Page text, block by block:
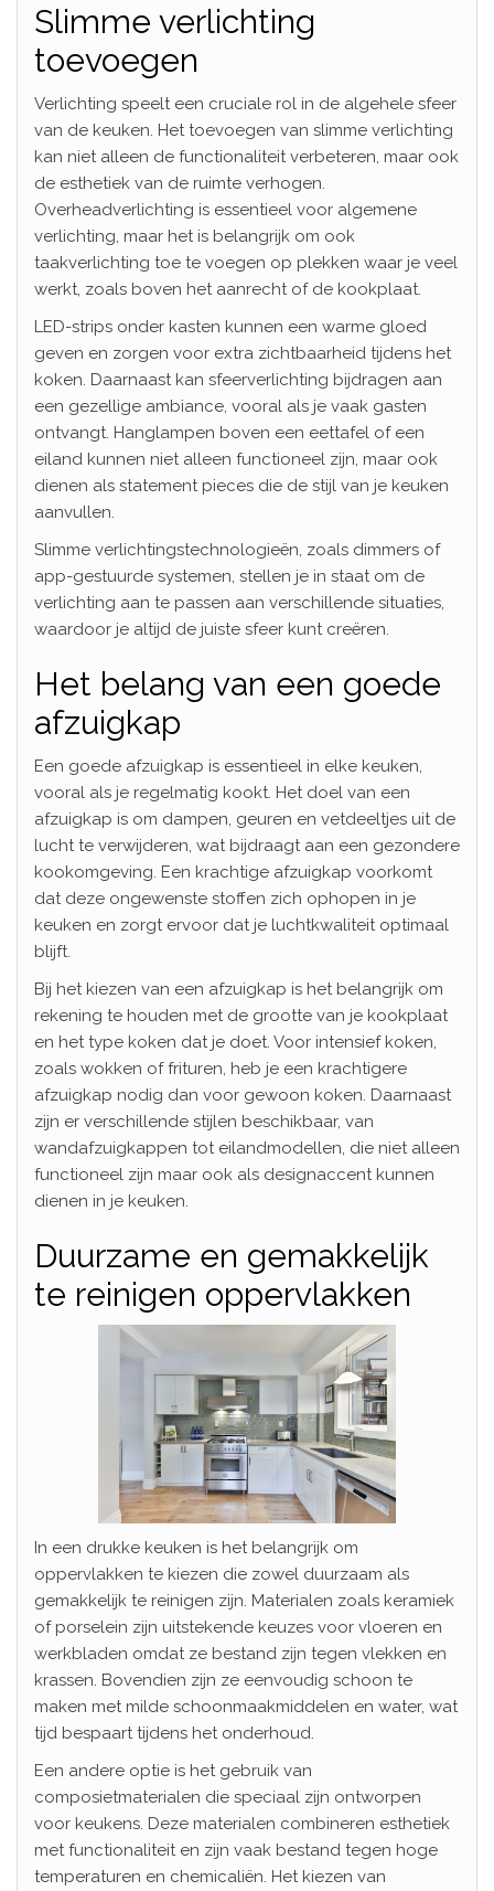
Slimme verlichting
toevoegen
Verlichting speelt een cruciale rol in de algehele sfeer
van de keuken. Het toevoegen van slimme verlichting
kan niet alleen de functionaliteit verbeteren, maar ook
de esthetiek van de ruimte verhogen.
Overheadverlichting is essentieel voor algemene
verlichting, maar het is belangrijk om ook
taakverlichting toe te voegen op plekken waar je veel
werkt, zoals boven het aanrecht of de kookplaat.
LED-strips onder kasten kunnen een warme gloed
geven en zorgen voor extra zichtbaarheid tijdens het
koken. Daarnaast kan sfeerverlichting bijdragen aan
een gezellige ambiance, vooral als je vaak gasten
ontvangt. Hanglampen boven een eettafel of een
eiland kunnen niet alleen functioneel zijn, maar ook
dienen als statement pieces die de stijl van je keuken
aanvullen.
Slimme verlichtingstechnologieën, zoals dimmers of
app-gestuurde systemen, stellen je in staat om de
verlichting aan te passen aan verschillende situaties,
waardoor je altijd de juiste sfeer kunt creëren.
Het belang van een goede
afzuigkap
Een goede afzuigkap is essentieel in elke keuken,
vooral als je regelmatig kookt. Het doel van een
afzuigkap is om dampen, geuren en vetdeeltjes uit de
lucht te verwijderen, wat bijdraagt aan een gezondere
kookomgeving. Een krachtige afzuigkap voorkomt
dat deze ongewenste stoffen zich ophopen in je
keuken en zorgt ervoor dat je luchtkwaliteit optimaal
blijft.
Bij het kiezen van een afzuigkap is het belangrijk om
rekening te houden met de grootte van je kookplaat
en het type koken dat je doet. Voor intensief koken,
zoals wokken of frituren, heb je een krachtigere
afzuigkap nodig dan voor gewoon koken. Daarnaast
zijn er verschillende stijlen beschikbaar, van
wandafzuigkappen tot eilandmodellen, die niet alleen
functioneel zijn maar ook als designaccent kunnen
dienen in je keuken.
Duurzame en gemakkelijk
te reinigen oppervlakken
In een drukke keuken is het belangrijk om
oppervlakken te kiezen die zowel duurzaam als
gemakkelijk te reinigen zijn. Materialen zoals keramiek
of porselein zijn uitstekende keuzes voor vloeren en
werkbladen omdat ze bestand zijn tegen vlekken en
krassen. Bovendien zijn ze eenvoudig schoon te
maken met milde schoonmaakmiddelen en water, wat
tijd bespaart tijdens het onderhoud.
Een andere optie is het gebruik van
composietmaterialen die speciaal zijn ontworpen
voor keukens. Deze materialen combineren esthetiek
met functionaliteit en zijn vaak bestand tegen hoge
temperaturen en chemicaliën. Het kiezen van